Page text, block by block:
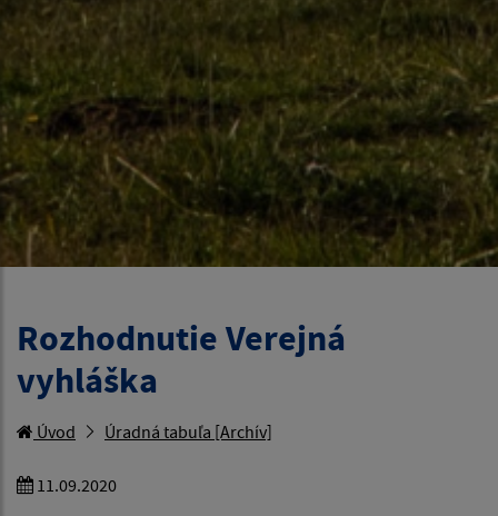
Rozhodnutie Verejná
vyhláška
Úvod Úradná tabuľa [Archív]
11.09.2020